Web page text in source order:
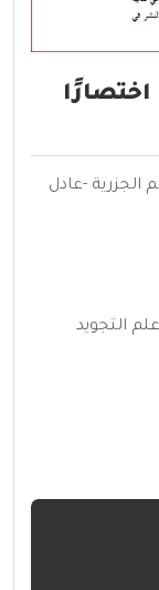
اختصارًا
الجزرية -عادل
التجويد